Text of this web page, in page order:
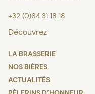
+32 (0)64 31 18 18
Découvrez
LA BRASSERIE
NOS BIÈRES
ACTUALITÉS